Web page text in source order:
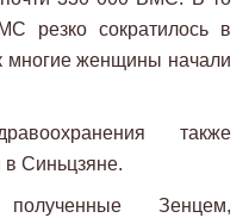
резко сократилось в
многие женщины начали
также
в Синьцзяне.
Зенцем,